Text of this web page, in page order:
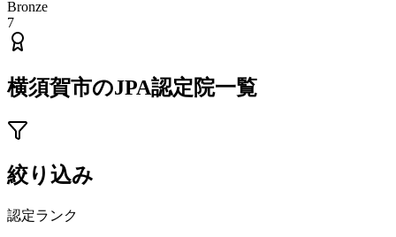
Bronze
7
横須賀市のJPA認定院一覧
絞り込み
認定ランク